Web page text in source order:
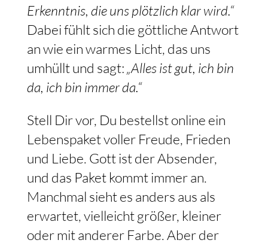
Erkenntnis, die uns plötzlich klar wird.“
Dabei fühlt sich die göttliche Antwort
an wie ein warmes Licht, das uns
umhüllt und sagt:„Alles ist gut, ich bin
da, ich bin immer da.“
Stell Dir vor, Du bestellst online ein
Lebenspaket voller Freude, Frieden
und Liebe. Gott ist der Absender,
und das Paket kommt immer an.
Manchmal sieht es anders aus als
erwartet, vielleicht größer, kleiner
oder mit anderer Farbe. Aber der